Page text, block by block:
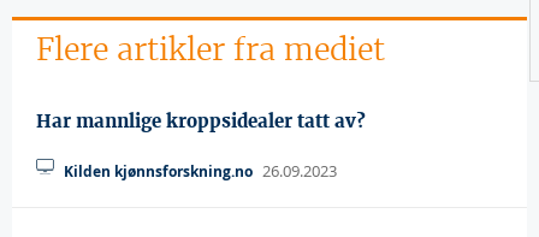
Flere artikler fra mediet
Har mannlige kroppsidealer tatt av?
Kilden kjønnsforskning.no 26.09.2023